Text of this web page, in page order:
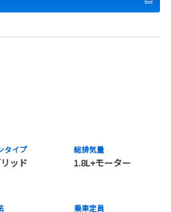
タイプ
ッド
総排気量
1.8L+モーター
乗車定員